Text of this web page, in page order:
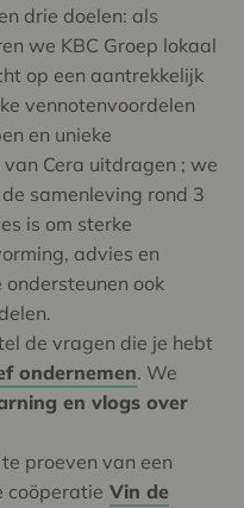
drie doelen: als
we KBC Groep lokaal
op een aantrekkelijk
vennotenvoordelen
en unieke
Cera uitdragen ; we
samenleving rond 3
is om sterke
advies en
ook
de vragen die je hebt
ondernemen. We
en vlogs over
proeven van een
coöperatie Vin de